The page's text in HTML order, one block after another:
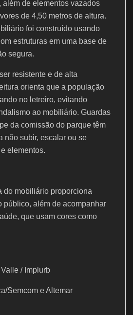
além de elementos vazados
de 4,50 metros de altura.
foi construído usando
estruturas em uma base de
segura.
resistente e de alta
orienta que a população
no letreiro, evitando
ao mobiliário. Guardas
da comissão do parque têm
não subir, escalar ou se
elementos.
do mobiliário proporciona
público, além de acompanhar
que usam cores como
/ Implurb
Semcom e Altemar